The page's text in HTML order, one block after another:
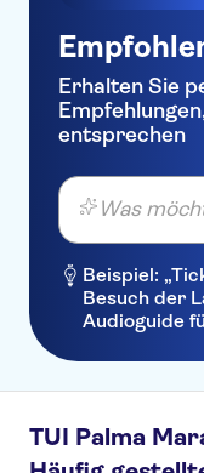
Erhalten Sie
entsprechen
Was
Beispiel:
Besuch der
Audioguide
TUI Palma